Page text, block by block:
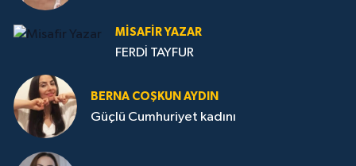
MISAFIR YAZAR
FERDİ TAYFUR
BERNA COŞKUN AYDIN
Güçlü Cumhuriyet kadını